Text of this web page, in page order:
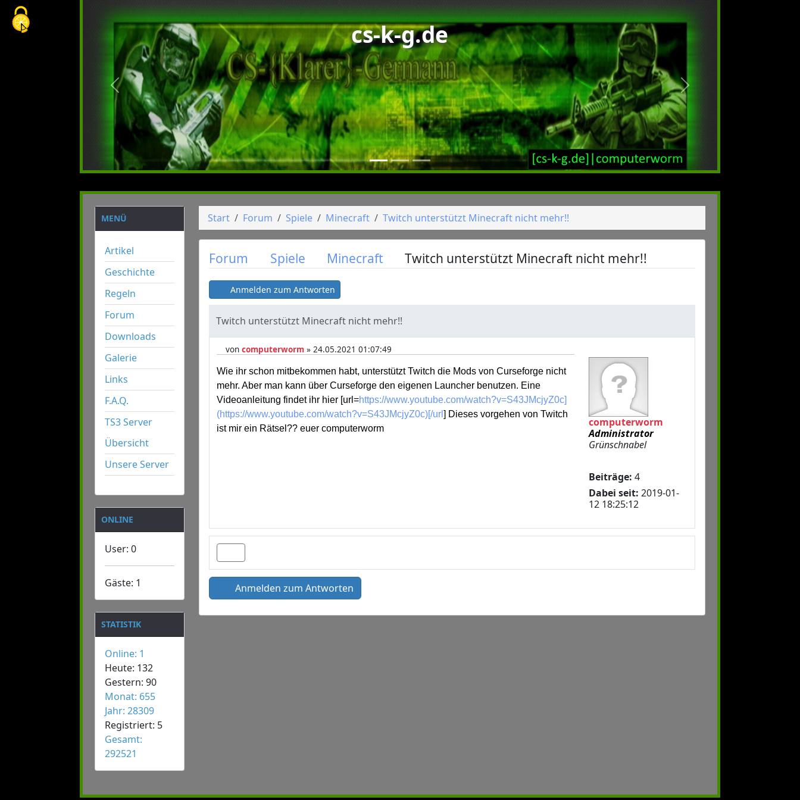
vorheriges nächstes
cs-k-g.de
MENÜ
Artikel
Geschichte
Regeln
Forum
Downloads
Galerie
Links
F.A.Q.
TS3 Server
Übersicht
Unsere Server
ONLINE
User: 0
Gäste: 1
STATISTIK
Online: 1
Heute: 132
Gestern: 90
Monat: 655
Jahr: 28309
Registriert: 5
Gesamt:
292521
Start Forum Spiele Minecraft Twitch unterstützt Minecraft nicht mehr!!
Forum Spiele Minecraft Twitch unterstützt Minecraft nicht mehr!!
Anmelden zum Antworten
Twitch unterstützt Minecraft nicht mehr!!
voncomputerworm » 24.05.2021 01:07:49
Wie ihr schon mitbekommen habt, unterstützt Twitch die Mods von Curseforge nicht
mehr. Aber man kann über Curseforge den eigenen Launcher benutzen. Eine
Videoanleitung findet ihr hier [url=https://www.youtube.com/watch?v=S43JMcjyZ0c]
(https://www.youtube.com/watch?v=S43JMcjyZ0c)[/url] Dieses vorgehen von Twitch
ist mir ein Rätsel?? euer computerworm
computerworm
Administrator
Grünschnabel
Beiträge: 4
Dabei seit: 2019-01-
12 18:25:12
Anmelden zum Antworten
Cookie-Einstellungen